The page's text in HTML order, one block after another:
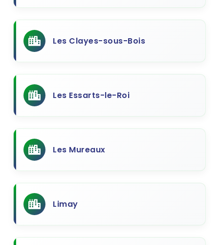
Les Clayes-sous-Bois
Les Essarts-le-Roi
Les Mureaux
Limay